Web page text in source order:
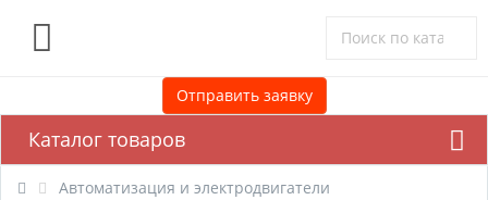
Отправить заявку
Каталог товаров
Автоматизация и электродвигатели